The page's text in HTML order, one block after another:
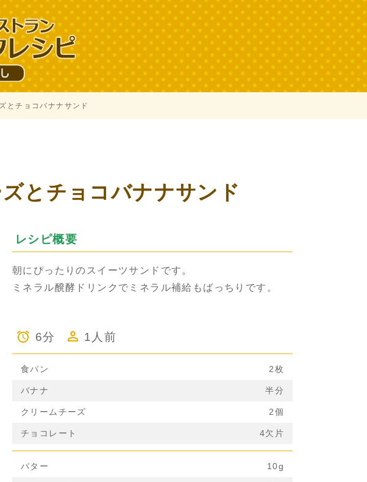
とチョコバナナサンド
とチョコバナナサンド
レシピ概要
朝にぴったりのスイーツサンドです。
ミネラル醗酵ドリンクでミネラル補給もばっちりです。
6分 1人前
食パン 2枚
バナナ 半分
クリームチーズ 2個
チョコレート 4欠片
バター 10g